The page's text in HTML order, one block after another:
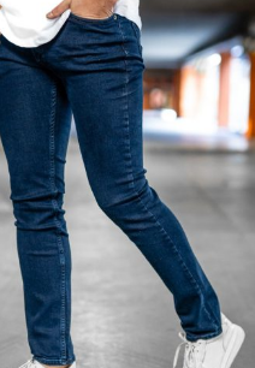
lista